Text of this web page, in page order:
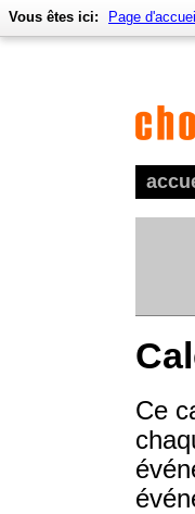
Vous êtes ici: Page d'accueil
Ce